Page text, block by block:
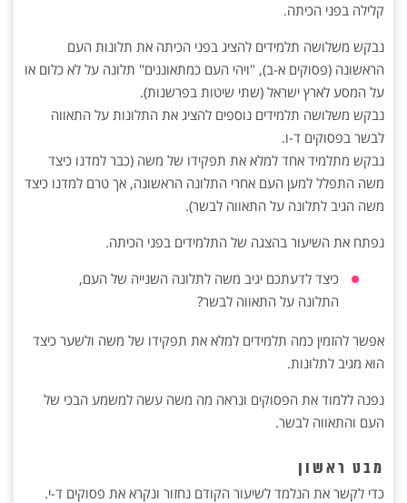
קלילה בפני הכיתה.
נבקש משלושה תלמידים להציג בפני הכיתה את תלונות העם
הראשונה (פסוקים א-ב), "ויהי העם כמתאוננים" תלונה על לא כלום או
על המסע לארץ ישראל (שתי שיטות בפרשנות).
נבקש משלושה תלמידים נוספים להציג את התלונות על התאווה
לבשר בפסוקים ד-ו.
נבקש מתלמיד אחד למלא את תפקידו של משה (כבר למדנו כיצד
משה התפלל למען העם אחרי התלונה הראשונה, אך טרם למדנו כיצד
משה הגיב לתלונה על התאווה לבשר).
נפתח את השיעור בהצגה של התלמידים בפני הכיתה.
כיצד לדעתכם יגיב משה לתלונה השנייה של העם,
התלונה על התאווה לבשר?
אפשר להזמין כמה תלמידים למלא את תפקידו של משה ולשער כיצד
הוא מגיב לתלונות.
נפנה ללמוד את הפסוקים ונראה מה משה עשה למשמע הבכי של
העם והתאווה לבשר.
מבט ראשון
כדי לקשר את הנלמד לשיעור הקודם נחזור ונקרא את פסוקים ד-י.